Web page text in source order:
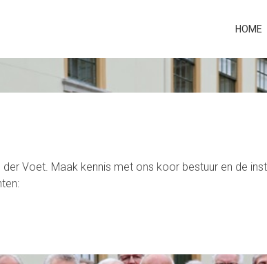
HOME
Voet. Maak kennis met ons koor bestuur en de